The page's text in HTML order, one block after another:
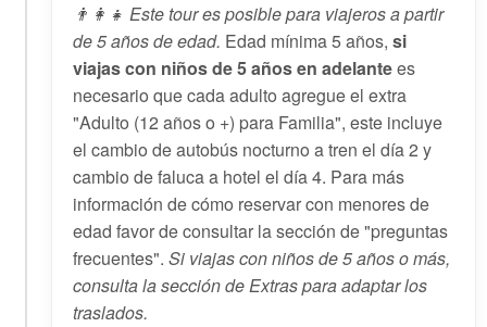
👨‍👩‍👧 Este tour es posible para viajeros a partir
de 5 años de edad. Edad mínima 5 años,si
viajas con niños de 5 años en adelantees
necesario que cada adulto agregue el extra
"Adulto (12 años o +) para Familia", este incluye
el cambio de autobús nocturno a tren el día 2 y
cambio de faluca a hotel el día 4. Para más
información de cómo reservar con menores de
edad favor de consultar la sección de "preguntas
frecuentes". Si viajas con niños de 5 años o más,
consulta la sección de Extras para adaptar los
traslados.